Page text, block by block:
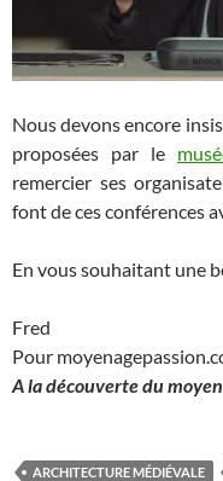
Nous devons encore
proposées par le
remercier ses
font de ces conférences
En vous souhaitant une
Fred
Pour
A la découverte du
ARCHITECTURE MÉDIÉVALE